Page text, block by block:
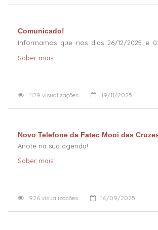
Comunicado!
Informamos que nos dias 26/12/2025 e
Saber mais
1129 visualizações 19/11/2025
Novo Telefone da Fatec Mogi das
Anote na sua agenda!
Saber mais
926 visualizações 16/09/2025